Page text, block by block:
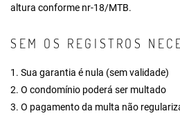
altura conforme nr-18/MTB.
SEM OS REGISTROS
1. Sua garantia é nula (sem validade)
2. O condomínio poderá ser multado
3. O pagamento da multa não